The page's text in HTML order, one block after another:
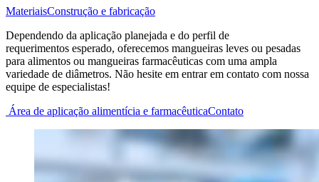
MateriaisConstrução e fabricação
Dependendo da aplicação planejada e do perfil de
requerimentos esperado, oferecemos mangueiras leves ou pesadas
para alimentos ou mangueiras farmacêuticas com uma ampla
variedade de diâmetros. Não hesite em entrar em contato com nossa
equipe de especialistas!
Área de aplicação alimentícia e farmacêuticaContato